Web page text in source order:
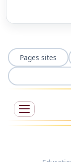
Pages sites